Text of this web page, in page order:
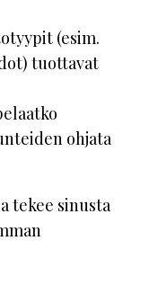
(esim.
tuottavat
ohjata
tekee sinusta